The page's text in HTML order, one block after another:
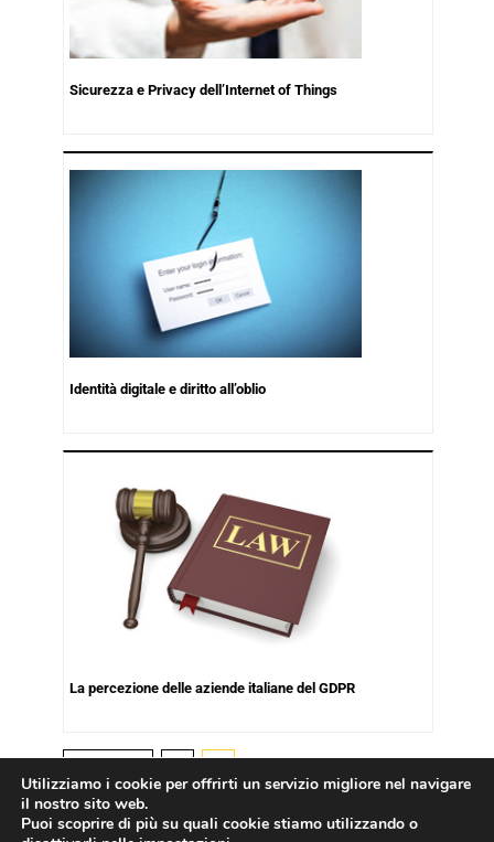
Sicurezza e Privacy dell’Internet of Things
Identità digitale e diritto all’oblio
La percezione delle aziende italiane del GDPR
Utilizziamo i cookie per offrirti un servizio migliore nel navigare
il nostro sito web.
Puoi scoprire di più su quali cookie stiamo utilizzando o